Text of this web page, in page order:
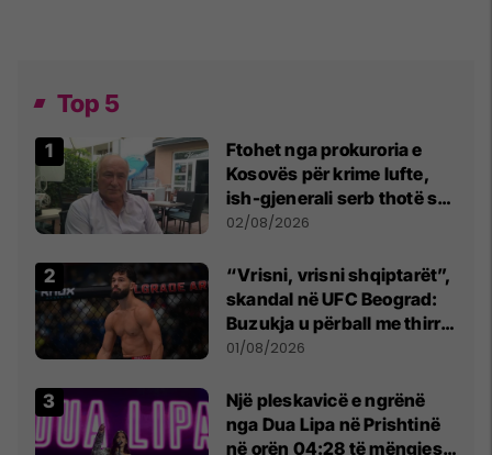
Top 5
Ftohet nga prokuroria e
Kosovës për krime lufte,
ish-gjenerali serb thotë se
dikush e tradhtoi në
02/08/2026
“Vrisni, vrisni shqiptarët”,
skandal në UFC Beograd:
Buzukja u përball me thirrje
anti-shqiptare nga
01/08/2026
Një pleskavicë e ngrënë
nga Dua Lipa në Prishtinë
në orën 04:28 të mëngjesit